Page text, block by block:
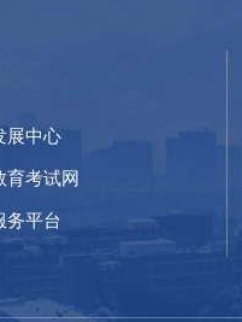
展中心
育考试网
务平台